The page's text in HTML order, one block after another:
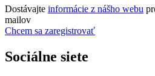
Dostávajte informácie z nášho webu
mailov
Chcem sa zaregistrovať
Sociálne siete